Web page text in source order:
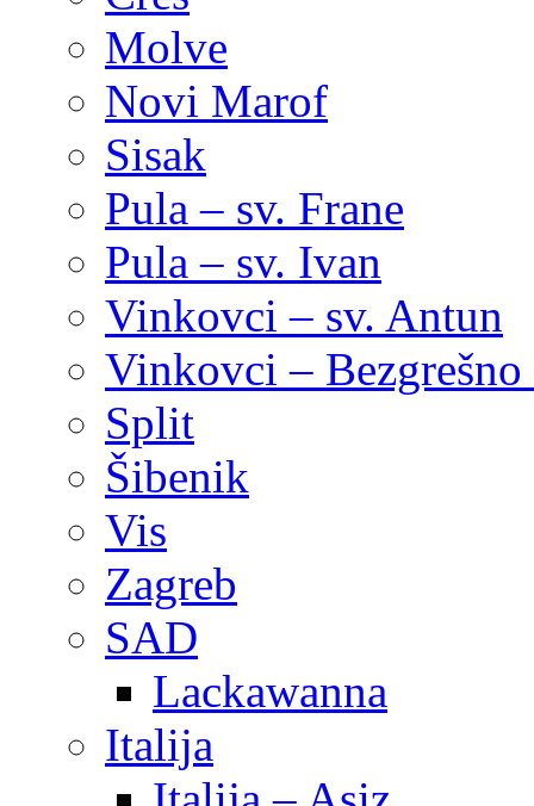
Molve
Novi Marof
Sisak
Pula – sv. Frane
Pula – sv. Ivan
Vinkovci – sv. Antun
Vinkovci –
Split
Šibenik
Vis
Zagreb
SAD
Lackawanna
Italija